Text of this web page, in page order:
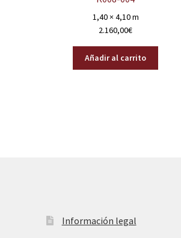
1,40 × 4,10 m
2.160,00€
Añadir al carrito
Información legal